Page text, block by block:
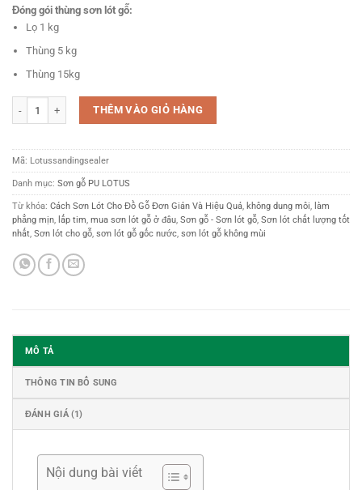
Đóng gói thùng sơn lót gỗ:
Lọ 1 kg
Thùng 5 kg
Thùng 15kg
Sơn gỗ sơn lót làm min phẳng đẹp bảo vệ gỗ từ bên trong 1kg số lượng
THÊM VÀO GIỎ HÀNG
Mã: Lotussandingsealer
Danh mục: Sơn gỗ PU LOTUS
Từ khóa: Cách Sơn Lót Cho Đồ Gỗ Đơn Giản Và Hiệu Quả, không dung môi, làm
phẳng mịn, lấp tim, mua sơn lót gỗ ở đâu, Sơn gỗ - Sơn lót gỗ, Sơn lót chất lượng tốt
nhất, Sơn lót cho gỗ, sơn lót gỗ gốc nước, sơn lót gỗ không mùi
MÔ TẢ
THÔNG TIN BỔ SUNG
ĐÁNH GIÁ (1)
Nội dung bài viết